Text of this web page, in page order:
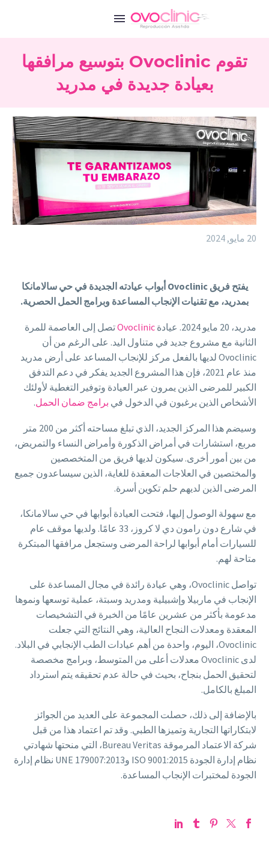
تقوم Ovoclinic بتوسيع مرافقها
بعيادة جديدة في مدريد
20 مايو, 2024
يفتح فريق Ovoclinic أبواب عيادته الجديدة في حي سالامانكا
بمدريد، مع تقنيات الإنجاب المساعدة وبرامج الحمل الحصرية.
مدريد، 20 مايو 2024. عيادة Ovoclinicتصل إلى العاصمة للمرة
الثانية مع مشروع جديد في متناول اليد. على الرغم من أن
Ovoclinic لديها بالفعل مركز للإنجاب المساعد على أرض مدريد
منذ عام 2021، فإن هذا المشروع الجديد يفكر في دعم التدفق
الكبير للمرضى الذين يمرون عبر العيادة وتوفير التغطية لأولئك
الأشخاص الذين يرغبون في الدخول في برامج ضمان الحمل.
وسيضم هذا المركز الجديد، الذي تبلغ مساحته أكثر من 200 متر
مربع، استشارات في أمراض الذكورة وأمراض النساء والتمريض،
من بين أمور أخرى. سيكون لديها فريق من المتخصصين
والمختصين في العلاجات المعقدة للغاية، الذين سيساعدون جميع
المرضى الذين لديهم حلم تكوين أسرة.
مع سهولة الوصول إليها، فتحت العيادة أبوابها في حي سالامانكا،
في شارع دون رامون دي لا كروز، 33 عامًا. ولديها موقف عام
للسيارات أمام أبوابها لراحة المرضى وستجعل مرافقها المبتكرة
متاحة لهم.
تواصل Ovoclinic، وهي عيادة رائدة في مجال المساعدة على
الإنجاب في ماربيلا وإشبيلية ومدريد وسبتة، عملية توسعها ونموها
مدعومة بأكثر من عشرين عامًا من الخبرة في التشخيصات
المعقدة ومعدلات النجاح العالية، وهي النتائج التي جعلت
Ovoclinic، اليوم، واحدة من أهم عيادات الطب الإنجابي في البلاد.
لدى Ovoclinic معدلات أعلى من المتوسط، وبرامج مخصصة
لتحقيق الحمل بنجاح، بحيث في حالة عدم تحقيقه يتم استرداد
المبلغ بالكامل.
بالإضافة إلى ذلك، حصلت المجموعة على العديد من الجوائز
لابتكاراتها التجارية وتميزها الطبي. وقد تم اعتماد هذا من قبل
شركة الاعتماد المرموقة Bureau Veritas، التي منحتها شهادتي
نظام إدارة الجودة ISO 9001:2015 وUNE 179007:2013 نظام إدارة
الجودة لمختبرات الإنجاب المساعدة.